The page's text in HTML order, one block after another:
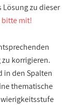
Lösung zu dieser
bitte mit!
korrigieren.
in den Spalten
thematische